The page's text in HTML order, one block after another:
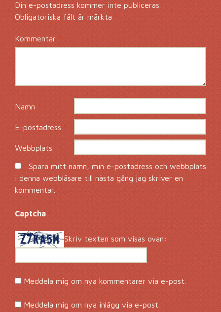
Din e-postadress kommer inte publiceras.
Obligatoriska fält är märkta*
Kommentar*
Namn*
E-postadress*
Webbplats
Spara mitt namn, min e-postadress och webbplats
i denna webbläsare till nästa gång jag skriver en
kommentar.
Captcha *
Skriv texten som visas ovan:
Meddela mig om nya kommentarer via e-post.
Meddela mig om nya inlägg via e-post.